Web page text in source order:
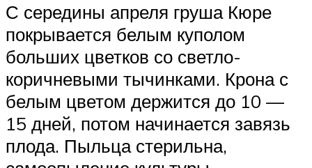
С середины апреля груша Кюре
покрывается белым куполом
больших цветков со светло-
коричневыми тычинками. Крона с
белым цветом держится до 10 —
15 дней, потом начинается завязь
плода. Пыльца стерильна,